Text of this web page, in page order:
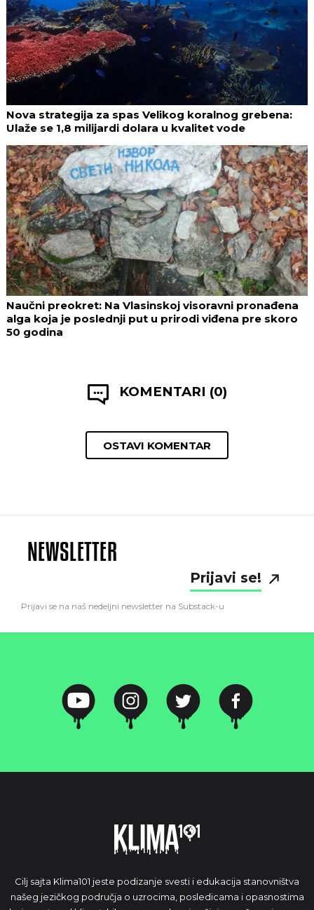
Nova strategija za spas Velikog koralnog grebena:
Ulaže se 1,8 milijardi dolara u kvalitet vode
Naučni preokret: Na Vlasinskoj visoravni pronađena
alga koja je poslednji put u prirodi viđena pre skoro
50 godina
KOMENTARI (0)
OSTAVI KOMENTAR
NEWSLETTER
Prijavi se!
Prijavi se na naš nedeljni newsletter na Substack-u
Cilj sajta Klima101 jeste podizanje svesti i edukacija stanovništva
našeg jezičkog područja o uzrocima, posledicama i opasnostima